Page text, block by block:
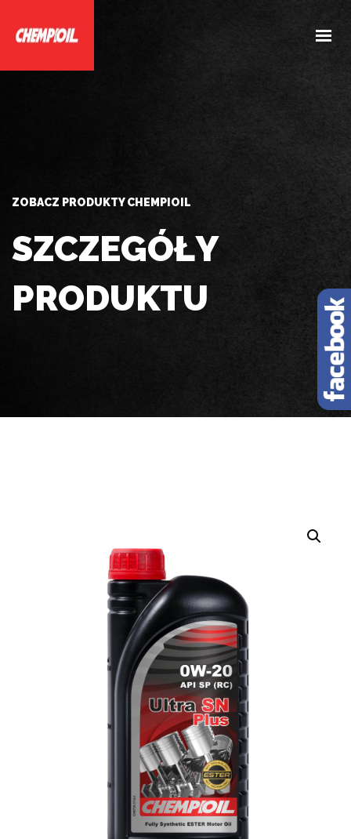
ZOBACZ PRODUKTY CHEMPIOIL
SZCZEGÓŁY
PRODUKTU